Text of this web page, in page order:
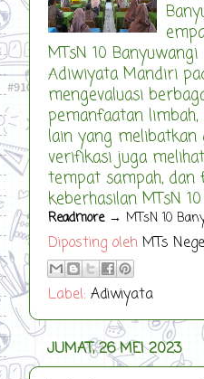
MTsN 10
Adiwiyata Mandiri
mengevaluasi
pemanfaatan
lain yang melibatkan
verifikasi juga
tempat sampah,
keberhasilan MTsN
Readmore→ MTsN 10
Diposting oleh MTs
Label: Adiwiyata
JUMAT, 26 MEI 2023